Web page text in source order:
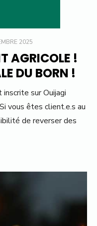
2025
AGRICOLE !
DU BORN !
inscrite sur Ouijagi
vous êtes client.e.s au
de reverser des